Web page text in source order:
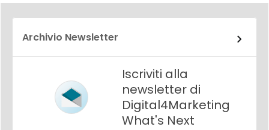
Archivio Newsletter
Iscriviti alla
newsletter di
Digital4Marketing
What's Next